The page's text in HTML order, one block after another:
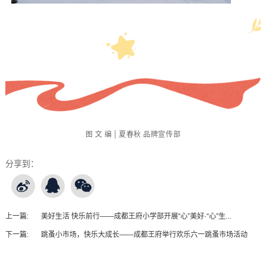
图 文 编 | 夏春秋 品牌宣传部
分享到：
上一篇: 美好生活 快乐前行——成都王府小学部开展“心”美好·“心”生...
下一篇: 跳蚤小市场，快乐大成长——成都王府举行欢乐六一跳蚤市场活动